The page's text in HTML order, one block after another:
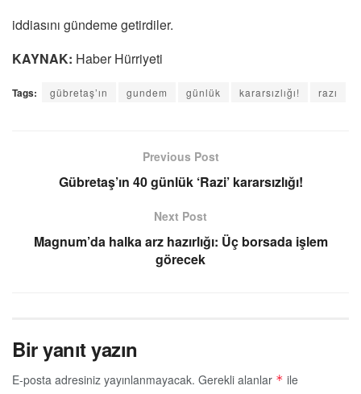
iddiasını gündeme getirdiler.
KAYNAK: Haber Hürriyeti
Tags: gübretaş’ın gundem günlük kararsızlığı! razı
Previous Post
Gübretaş’ın 40 günlük ‘Razi’ kararsızlığı!
Next Post
Magnum’da halka arz hazırlığı: Üç borsada işlem
görecek
Bir yanıt yazın
E-posta adresiniz yayınlanmayacak. Gerekli alanlar * ile